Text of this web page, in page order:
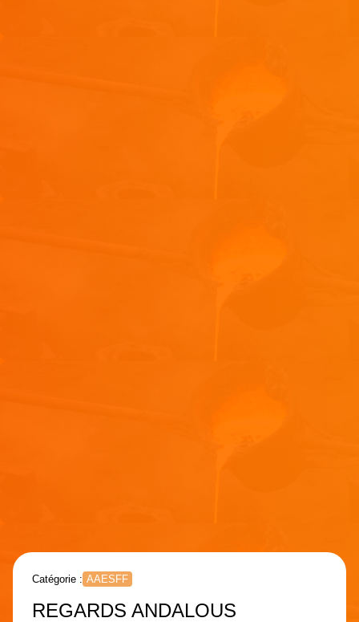
Catégorie : AAESFF
REGARDS ANDALOUS